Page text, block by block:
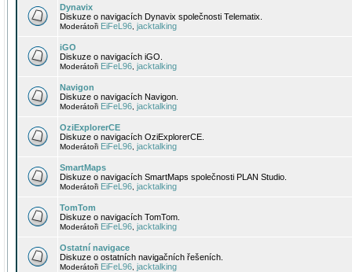
Dynavix
Diskuze o navigacích Dynavix společnosti Telematix.
Moderátoři EiFeL96 jacktalking
iGO
Diskuze o navigacích iGO.
Moderátoři EiFeL96 jacktalking
Navigon
Diskuze o navigacích Navigon.
Moderátoři EiFeL96 jacktalking
OziExplorerCE
Diskuze o navigacích OziExplorerCE.
Moderátoři EiFeL96 jacktalking
SmartMaps
Diskuze o navigacích SmartMaps společnosti PLAN Studio.
Moderátoři EiFeL96 jacktalking
TomTom
Diskuze o navigacích TomTom.
Moderátoři EiFeL96 jacktalking
Ostatní navigace
Diskuze o ostatních navigačních řešeních.
Moderátoři EiFeL96 jacktalking